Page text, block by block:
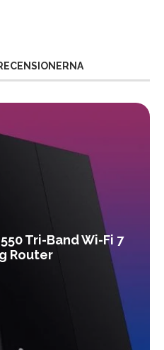
Tri-Band Wi-Fi 7
Router